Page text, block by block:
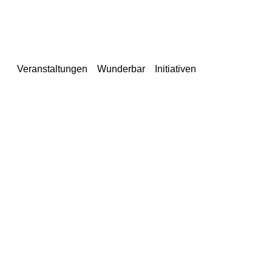
Veranstaltungen Wunderbar Initiativen